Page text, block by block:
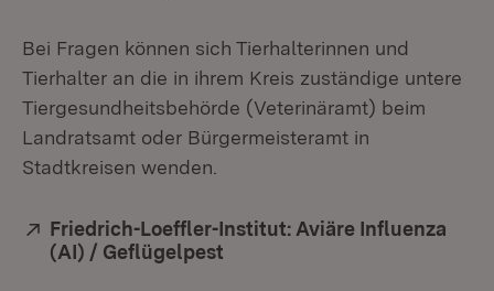
Bei Fragen können sich Tierhalterinnen und
Tierhalter an die in ihrem Kreis zuständige untere
Tiergesundheitsbehörde (Veterinäramt) beim
Landratsamt oder Bürgermeisteramt in
Stadtkreisen wenden.
Extern:
Friedrich-Loeffler-Institut: Aviäre Influenza
(AI) / Geflügelpest